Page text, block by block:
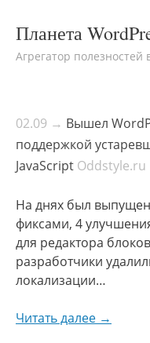
Планета
Агрегатор полезностей
02.09 → Вышел
поддержкой
JavaScript Oddstyle.ru
На днях был
фиксами, 4
для редактора
разработчики
локализации…
Читать далее →